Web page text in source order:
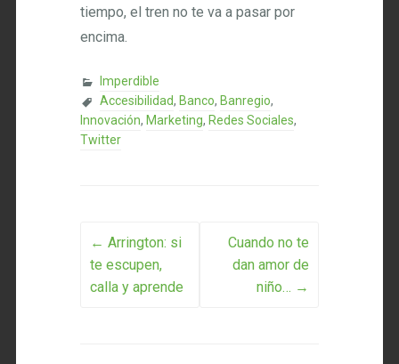
tiempo, el tren no te va a pasar por
encima.
Imperdible
Accesibilidad, Banco, Banregio,
Innovación, Marketing, Redes Sociales,
Twitter
Post navigation
← Arrington: si
te escupen,
calla y aprende
Cuando no te
dan amor de
niño… →